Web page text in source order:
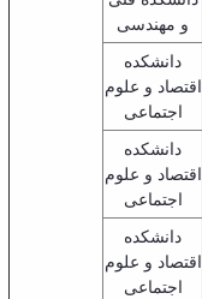
و مهندسی
دانشکده
اقتصاد و علوم
اجتماعی
دانشکده
اقتصاد و علوم
اجتماعی
دانشکده
اقتصاد و علوم
اجتماعی